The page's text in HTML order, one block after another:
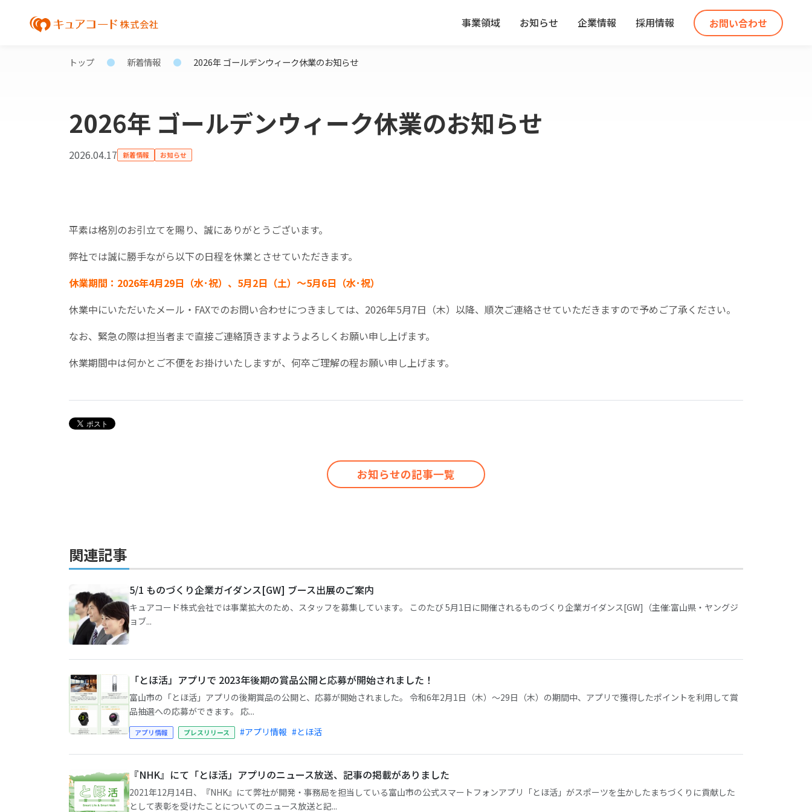
事業領域 お知らせ 企業情報 採用情報 お問い合わせ
トップ 新着情報 2026年 ゴールデンウィーク休業のお知らせ
2026年 ゴールデンウィーク休業のお知らせ
2026.04.17 新着情報 お知らせ
平素は格別のお引立てを賜り、誠にありがとうございます。
弊社では誠に勝手ながら以下の日程を休業とさせていただきます。
休業期間：2026年4月29日（水･祝）、5月2日（土）～5月6日（水･祝）
休業中にいただいたメール・FAXでのお問い合わせにつきましては、2026年5月7日（木）以降、順次ご連絡させていただきますので予めご了承ください。
なお、緊急の際は担当者まで直接ご連絡頂きますようよろしくお願い申し上げます。
休業期間中は何かとご不便をお掛けいたしますが、何卒ご理解の程お願い申し上げます。
お知らせの記事一覧
関連記事
5/1 ものづくり企業ガイダンス[GW] ブース出展のご案内
キュアコード株式会社では事業拡大のため、スタッフを募集しています。 このたび 5月1日に開催されるものづくり企業ガイダンス[GW]（主催:富山県・ヤングジ
ョブ...
「とほ活」アプリで 2023年後期の賞品公開と応募が開始されました！
富山市の「とほ活」アプリの後期賞品の公開と、応募が開始されました。 令和6年2月1日（木）～29日（木）の期間中、アプリで獲得したポイントを利用して賞
品抽選への応募ができます。 応...
アプリ情報 プレスリリース #アプリ情報 #とほ活
『NHK』にて「とほ活」アプリのニュース放送、記事の掲載がありました
2021年12月14日、『NHK』にて弊社が開発・事務局を担当している富山市の公式スマートフォンアプリ「とほ活」がスポーツを生かしたまちづくりに貢献した
として表彰を受けたことについてのニュース放送と記...